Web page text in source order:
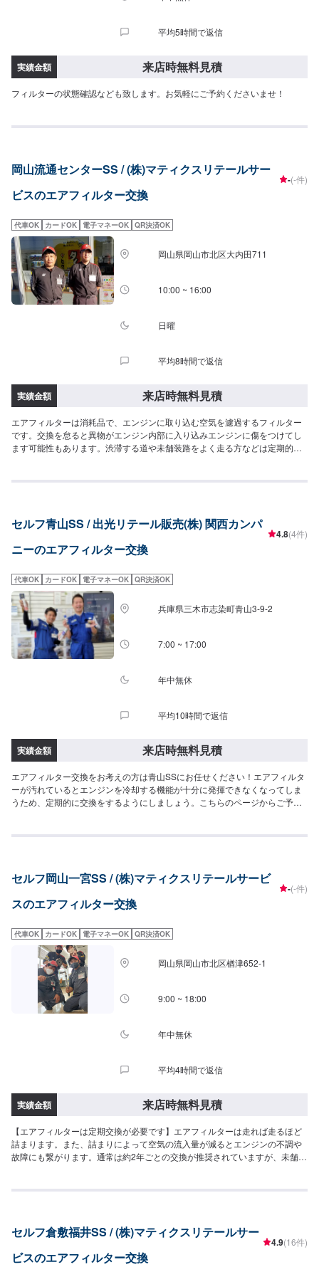
平均5時間で返信
実績金額 来店時無料見積
フィルターの状態確認なども致します。お気軽にご予約くださいませ！
岡山流通センターSS / (株)マティクスリテールサー
ビスのエアフィルター交換
-(-件)
代車OK カードOK 電子マネーOK QR決済OK
岡山県岡山市北区大内田711
10:00 ~ 16:00
日曜
平均8時間で返信
実績金額 来店時無料見積
エアフィルターは消耗品で、エンジンに取り込む空気を濾過するフィルター
です。交換を怠ると異物がエンジン内部に入り込みエンジンに傷をつけてし
ます可能性もあります。渋滞する道や未舗装路をよく走る方などは定期的に
セルフ青山SS / 出光リテール販売(株) 関西カンパ
ニーのエアフィルター交換
4.8(4件)
代車OK カードOK 電子マネーOK QR決済OK
兵庫県三木市志染町青山3-9-2
7:00 ~ 17:00
年中無休
平均10時間で返信
実績金額 来店時無料見積
エアフィルター交換をお考えの方は青山SSにお任せください！エアフィルタ
ーが汚れているとエンジンを冷却する機能が十分に発揮できなくなってしま
うため、定期的に交換をするようにしましょう。こちらのページからご予約
セルフ岡山一宮SS / (株)マティクスリテールサービ
スのエアフィルター交換
-(-件)
代車OK カードOK 電子マネーOK QR決済OK
岡山県岡山市北区楢津652-1
9:00 ~ 18:00
年中無休
平均4時間で返信
実績金額 来店時無料見積
【エアフィルターは定期交換が必要です】エアフィルターは走れば走るほど
詰まります。また、詰まりによって空気の流入量が減るとエンジンの不調や
故障にも繋がります。通常は約2年ごとの交換が推奨されていますが、未舗装
います。
セルフ倉敷福井SS / (株)マティクスリテールサー
ビスのエアフィルター交換
4.9(16件)